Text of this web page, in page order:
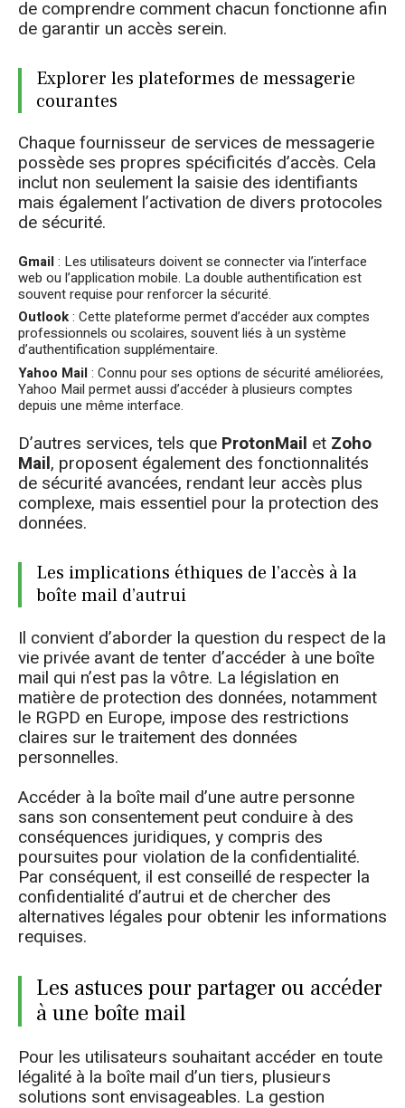
de comprendre comment chacun fonctionne afin
de garantir un accès serein.
Explorer les plateformes de messagerie
courantes
Chaque fournisseur de services de messagerie
possède ses propres spécificités d’accès. Cela
inclut non seulement la saisie des identifiants
mais également l’activation de divers protocoles
de sécurité.
Gmail: Les utilisateurs doivent se connecter via l’interface
web ou l’application mobile. La double authentification est
souvent requise pour renforcer la sécurité.
Outlook: Cette plateforme permet d’accéder aux comptes
professionnels ou scolaires, souvent liés à un système
d’authentification supplémentaire.
Yahoo Mail: Connu pour ses options de sécurité améliorées,
Yahoo Mail permet aussi d’accéder à plusieurs comptes
depuis une même interface.
D’autres services, tels que ProtonMail et Zoho
Mail, proposent également des fonctionnalités
de sécurité avancées, rendant leur accès plus
complexe, mais essentiel pour la protection des
données.
Les implications éthiques de l’accès à la
boîte mail d’autrui
Il convient d’aborder la question du respect de la
vie privée avant de tenter d’accéder à une boîte
mail qui n’est pas la vôtre. La législation en
matière de protection des données, notamment
le RGPD en Europe, impose des restrictions
claires sur le traitement des données
personnelles.
Accéder à la boîte mail d’une autre personne
sans son consentement peut conduire à des
conséquences juridiques, y compris des
poursuites pour violation de la confidentialité.
Par conséquent, il est conseillé de respecter la
confidentialité d’autrui et de chercher des
alternatives légales pour obtenir les informations
requises.
Les astuces pour partager ou accéder
à une boîte mail
Pour les utilisateurs souhaitant accéder en toute
légalité à la boîte mail d’un tiers, plusieurs
solutions sont envisageables. La gestion